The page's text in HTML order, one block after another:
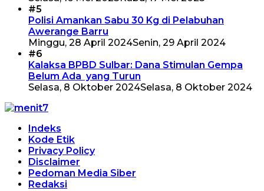
#5
Polisi Amankan Sabu 30 Kg di Pelabuhan
Awerange Barru
Minggu, 28 April 2024Senin, 29 April 2024
#6
Kalaksa BPBD Sulbar: Dana Stimulan Gempa
Belum Ada yang Turun
Selasa, 8 Oktober 2024Selasa, 8 Oktober 2024
Indeks
Kode Etik
Privacy Policy
Disclaimer
Pedoman Media Siber
Redaksi